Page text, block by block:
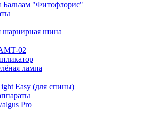
"Фитофлорис"
шарнирная шина
02
лампа
Easy (для спины)
Pro